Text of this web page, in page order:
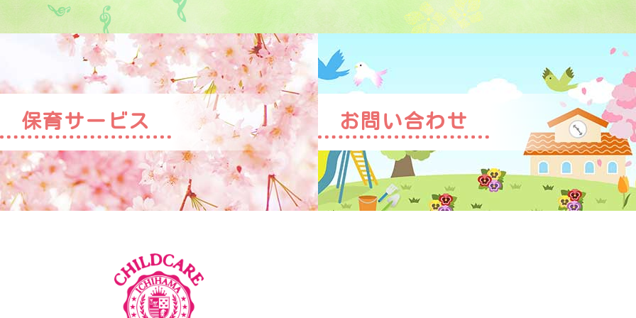
保育サービス お問い合わせ